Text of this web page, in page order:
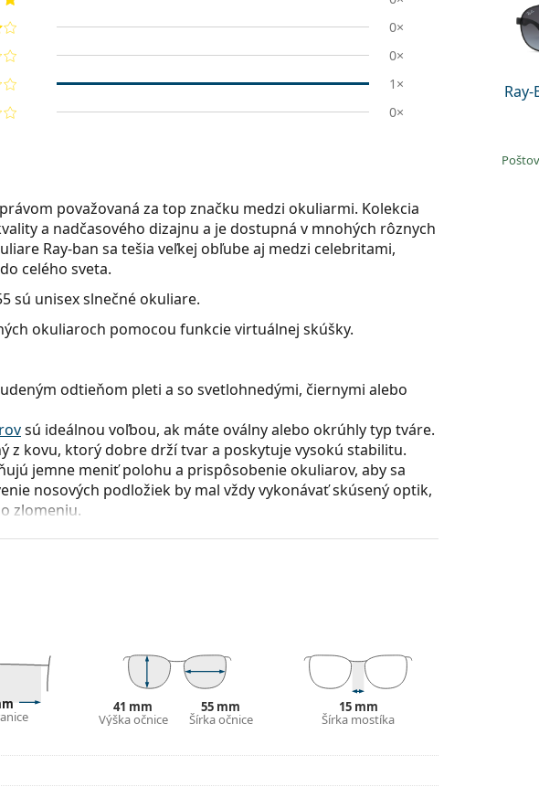
0×
0×
1×
0×
považovaná za top značku medzi okuliarmi. Kolekcia
a nadčasového dizajnu a je dostupná v mnohých rôznych
Ray-ban sa tešia veľkej obľube aj medzi celebritami,
celého sveta.
sú unisex slnečné okuliare.
okuliaroch pomocou funkcie virtuálnej skúšky.
odtieňom pleti a so svetlohnedými, čiernymi alebo
sú ideálnou voľbou, ak máte oválny alebo okrúhly typ tváre.
z kovu, ktorý dobre drží tvar a poskytuje vysokú stabilitu.
jemne meniť polohu a prispôsobenie okuliarov, aby sa
nosových podložiek by mal vždy vykonávať skúsený optik,
zlomeniu.
svetla a sú skvelá pre oči, pretože neovplyvňujú kontrast ani
okuliarov sú vyrobené z kvalitného minerálneho skla,
odolnosť proti poškriabaniu. Minerálne sklo tiež
medzi ostatnými materiálmi používanými pri výrobe
pred škodlivým slnečným žiarením. Šošovky okuliarov
svetla 8 – 18%) – tmavý filter vhodný pre
v meste.
41 mm
Výška očnice
55 mm
Šírka očnice
15 mm
Šírka mostíka